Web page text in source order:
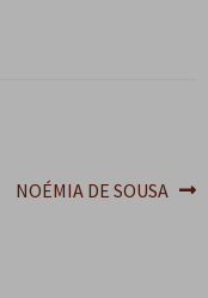
Próximo
NOÉMIA DE SOUSA